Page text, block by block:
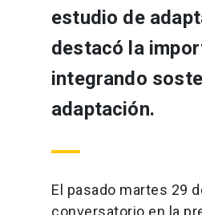
estudio de
destacó la
integrando
adaptación.
El pasado martes 29
conversatorio en la